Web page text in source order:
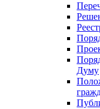
Думу